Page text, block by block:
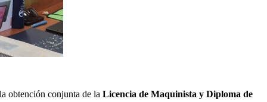
obtención conjunta de la Licencia de Maquinista y Diploma de